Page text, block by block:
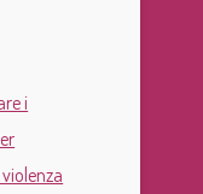
i